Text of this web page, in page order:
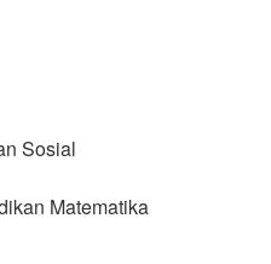
Sosial
Matematika